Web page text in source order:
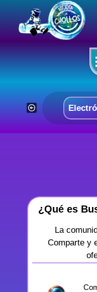
contenido
¿Qué es
La
Comparte y